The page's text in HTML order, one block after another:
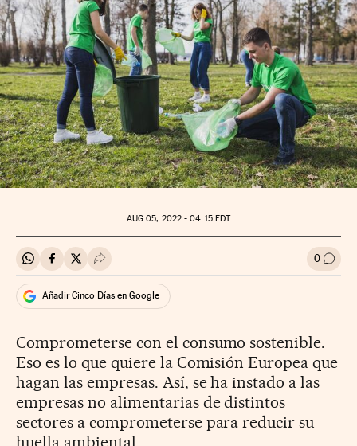
AUG 05, 2022 - 04:15EDT
Compartir en Whatsapp
Compartir en Facebook
Compartir en Twitter
Desplegar Redes Sociales 0 Ir a
Añadir Cinco Días en Google
Comprometerse con el consumo sostenible.
Eso es lo que quiere la Comisión Europea que
hagan las empresas. Así, se ha instado a las
empresas no alimentarias de distintos
sectores a comprometerse para reducir su
huella ambiental.